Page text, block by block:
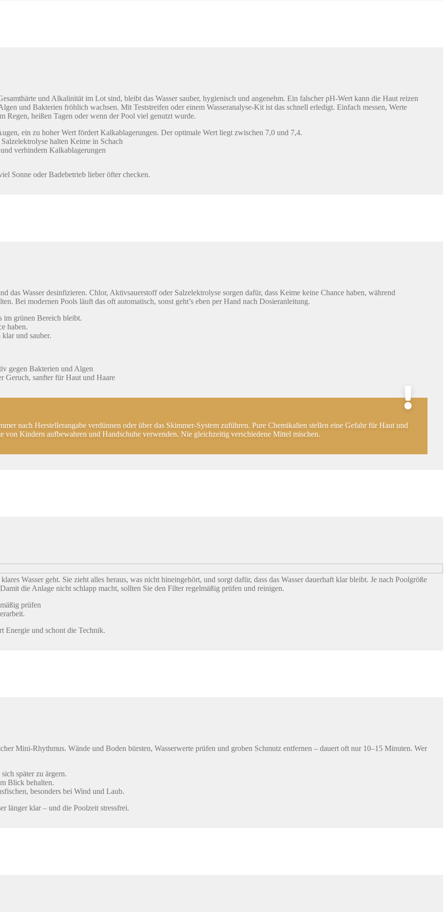
und Alkalinität im Lot sind, bleibt das Wasser sauber, hygienisch und angenehm. Ein falscher pH-Wert kann die Haut reizen
und Bakterien fröhlich wachsen. Mit Teststreifen oder einem Wasseranalyse-Kit ist das schnell erledigt. Einfach messen, Werte
Regen, heißen Tagen oder wenn der Pool viel genutzt wurde.
ein zu hoher Wert fördert Kalkablagerungen. Der optimale Wert liegt zwischen 7,0 und 7,4.
halten Keime in Schach
verhindern Kalkablagerungen
Sonne oder Badebetrieb lieber öfter checken.
das Wasser desinfizieren. Chlor, Aktivsauerstoff oder Salzelektrolyse sorgen dafür, dass Keime keine Chance haben, während
Bei modernen Pools läuft das oft automatisch, sonst geht’s eben per Hand nach Dosieranleitung.
im grünen Bereich bleibt.
haben.
klar und sauber.
gegen Bakterien und Algen
Geruch, sanfter für Haut und Haare
nach Herstellerangabe verdünnen oder über das Skimmer-System zuführen. Pure Chemikalien stellen eine Gefahr für Haut und
von Kindern aufbewahren und Handschuhe verwenden. Nie gleichzeitig verschiedene Mittel mischen.
Wasser geht. Sie zieht alles heraus, was nicht hineingehört, und sorgt dafür, dass das Wasser dauerhaft klar bleibt. Je nach Poolgröße
die Anlage nicht schlapp macht, sollten Sie den Filter regelmäßig prüfen und reinigen.
prüfen
Energie und schont die Technik.
Mini-Rhythmus. Wände und Boden bürsten, Wasserwerte prüfen und groben Schmutz entfernen – dauert oft nur 10–15 Minuten. Wer
später zu ärgern.
Blick behalten.
besonders bei Wind und Laub.
länger klar – und die Poolzeit stressfrei.